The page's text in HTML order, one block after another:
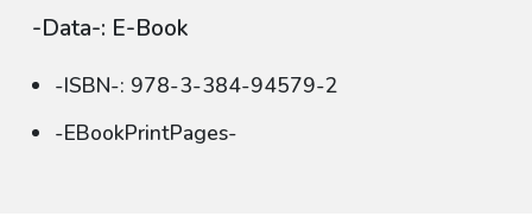
-Data-: E-Book
-ISBN-: 978-3-384-94579-2
-EBookPrintPages-